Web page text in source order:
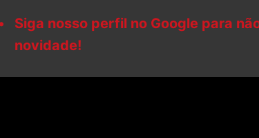
Siga nosso perfil no Google para
novidade!